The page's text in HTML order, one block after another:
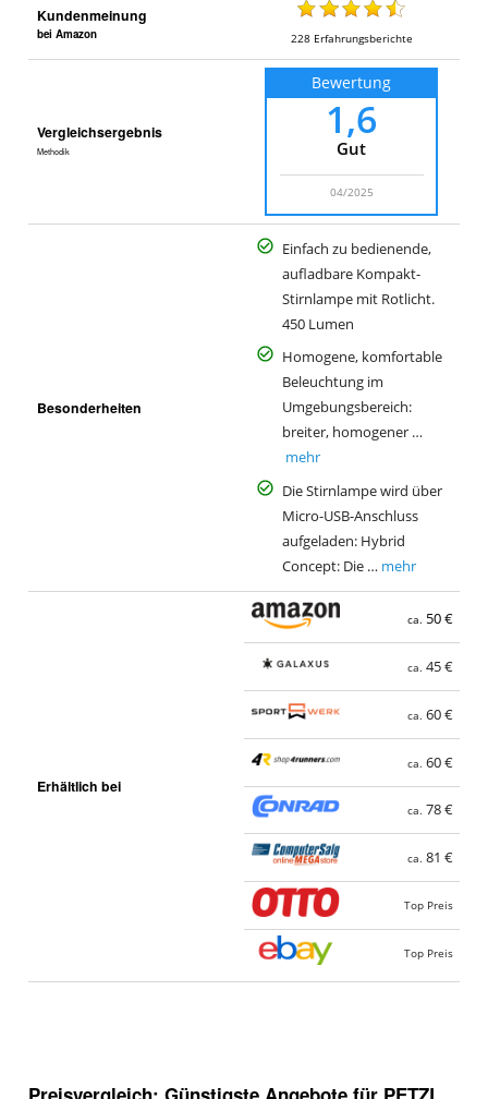
Kundenmeinung
bei Amazon 228 Erfahrungsberichte
Vergleichsergebnis
Methodik
Bewertung
1,6
Gut
04/2025
Besonderheiten
Einfach zu bedienende,
aufladbare Kompakt-
Stirnlampe mit Rotlicht.
450 Lumen
Homogene, komfortable
Beleuchtung im
Umgebungsbereich:
breiter, homogener …
mehr
Die Stirnlampe wird über
Micro-USB-Anschluss
aufgeladen: Hybrid
Concept: Die … mehr
Erhältlich bei
ca. 50 €
ca. 45 €
ca. 60 €
ca. 60 €
ca. 78 €
ca. 81 €
Top Preis
Top Preis